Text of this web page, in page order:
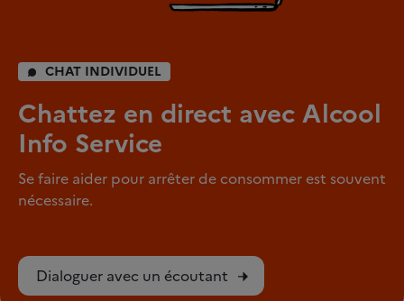
CHAT INDIVIDUEL
Chattez en direct avec Alcool
Info Service
Se faire aider pour arrêter de consommer est souvent
nécessaire.
Dialoguer avec un écoutant